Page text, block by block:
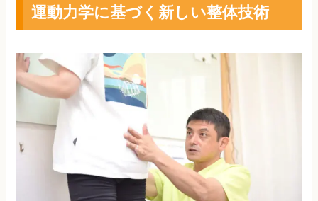
運動力学に基づく新しい整体技術